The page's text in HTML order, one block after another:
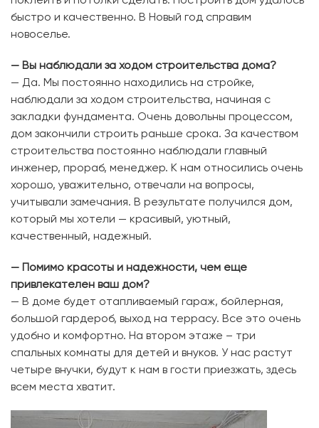
быстро и качественно. В Новый год справим
новоселье.
— Вы наблюдали за ходом строительства дома?
— Да. Мы постоянно находились на стройке,
наблюдали за ходом строительства, начиная с
закладки фундамента. Очень довольны процессом,
дом закончили строить раньше срока. За качеством
строительства постоянно наблюдали главный
инженер, прораб, менеджер. К нам относились очень
хорошо, уважительно, отвечали на вопросы,
учитывали замечания. В результате получился дом,
который мы хотели — красивый, уютный,
качественный, надежный.
— Помимо красоты и надежности, чем еще
привлекателен ваш дом?
— В доме будет отапливаемый гараж, бойлерная,
большой гардероб, выход на террасу. Все это очень
удобно и комфортно. На втором этаже – три
спальных комнаты для детей и внуков. У нас растут
четыре внучки, будут к нам в гости приезжать, здесь
всем места хватит.